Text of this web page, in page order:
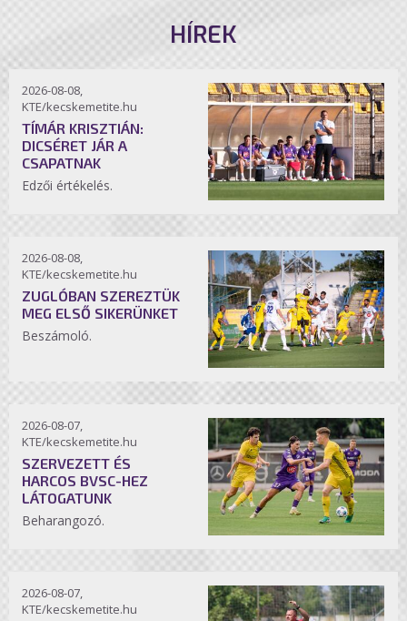
HÍREK
2026-08-08,
KTE/kecskemetite.hu
TÍMÁR KRISZTIÁN:
DICSÉRET JÁR A
CSAPATNAK
Edzői értékelés.
2026-08-08,
KTE/kecskemetite.hu
ZUGLÓBAN SZEREZTÜK
MEG ELSŐ SIKERÜNKET
Beszámoló.
2026-08-07,
KTE/kecskemetite.hu
SZERVEZETT ÉS
HARCOS BVSC-HEZ
LÁTOGATUNK
Beharangozó.
2026-08-07,
KTE/kecskemetite.hu